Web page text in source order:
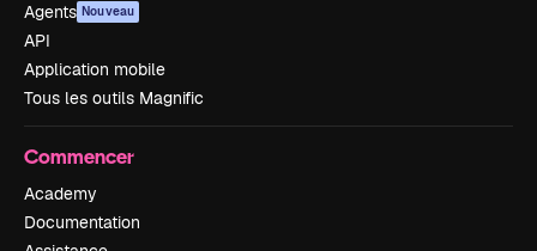
Agents Nouveau
API
Application mobile
Tous les outils Magnific
Commencer
Academy
Documentation